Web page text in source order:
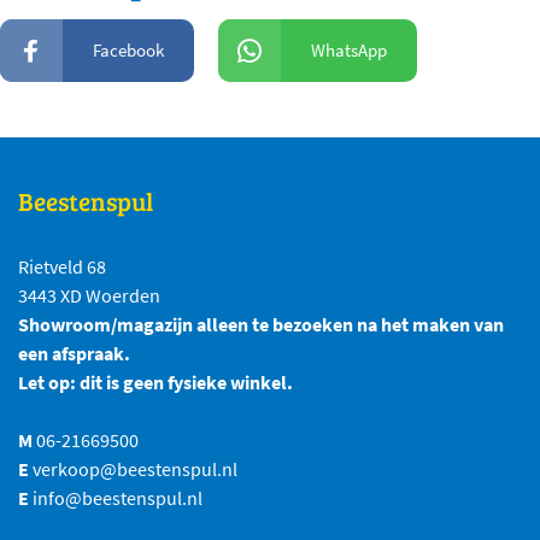
Facebook WhatsApp
Beestenspul
Rietveld 68
3443 XD Woerden
Showroom/magazijn alleen te bezoeken na het maken van
een afspraak.
Let op: dit is geen fysieke winkel.
M 06-21669500
E verkoop@beestenspul.nl
E info@beestenspul.nl